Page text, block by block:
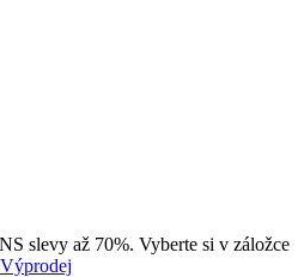
slevy až 70%. Vyberte si v záložce
Výprodej